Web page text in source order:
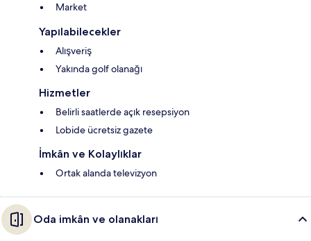
Market
Yapılabilecekler
Alışveriş
Yakında golf olanağı
Hizmetler
Belirli saatlerde açık resepsiyon
Lobide ücretsiz gazete
İmkân ve Kolaylıklar
Ortak alanda televizyon
Oda imkân ve olanakları